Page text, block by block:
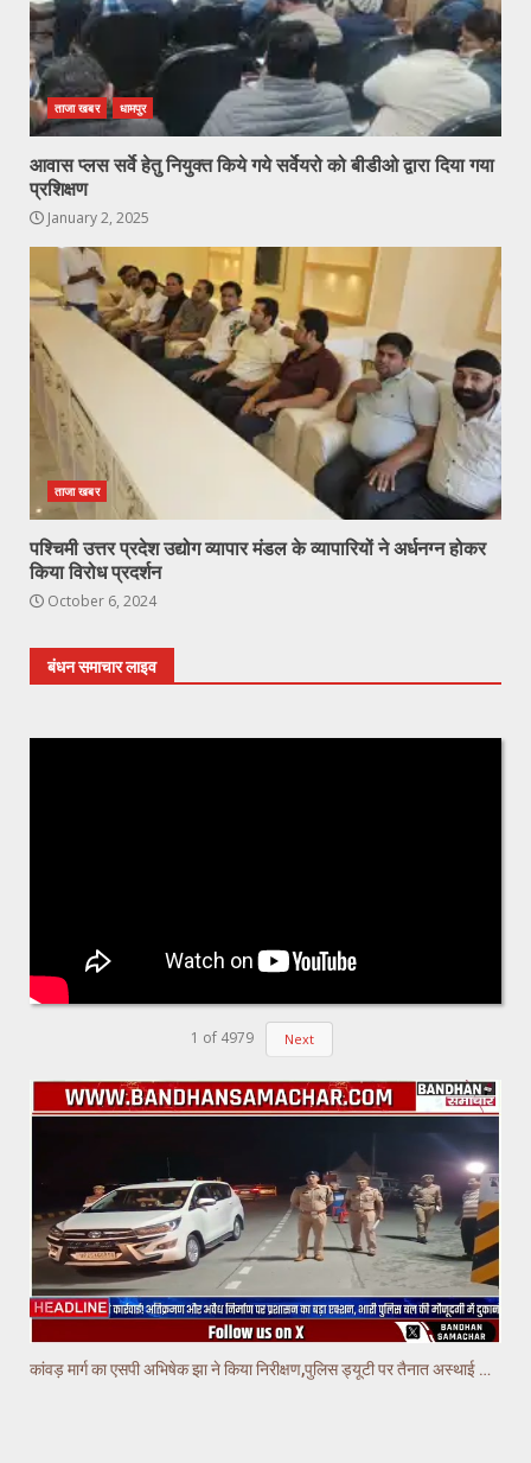
ताजा खबर धामपुर
आवास प्लस सर्वे हेतु नियुक्त किये गये सर्वेयरो को बीडीओ द्वारा दिया गया
प्रशिक्षण
January 2, 2025
ताजा खबर
पश्चिमी उत्तर प्रदेश उद्योग व्यापार मंडल के व्यापारियों ने अर्धनग्न होकर
किया विरोध प्रदर्शन
October 6, 2024
बंधन समाचार लाइव
1 of 4979 Next
कांवड़ मार्ग का एसपी अभिषेक झा ने किया निरीक्षण,पुलिस ड्यूटी पर तैनात अस्थाई चौकियो का किया निरीक्षण